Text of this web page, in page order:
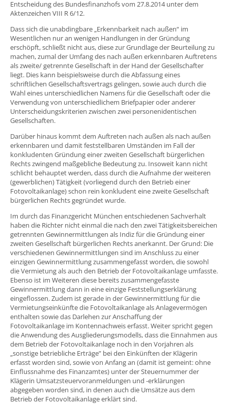
Entscheidung des Bundesfinanzhofs vom 27.8.2014 unter dem
Aktenzeichen VIII R 6/12.
Dass sich die unabdingbare „Erkennbarkeit nach außen“ im
Wesentlichen nur an wenigen Handlungen in der Gründung
erschöpft, schließt nicht aus, diese zur Grundlage der Beurteilung zu
machen, zumal der Umfang des nach außen erkennbaren Auftretens
als zweite/ getrennte Gesellschaft in der Hand der Gesellschafter
liegt. Dies kann beispielsweise durch die Abfassung eines
schriftlichen Gesellschaftsvertrags gelingen, sowie auch durch die
Wahl eines unterschiedlichen Namens für die Gesellschaft oder die
Verwendung von unterschiedlichem Briefpapier oder anderer
Unterscheidungskriterien zwischen zwei personenidentischen
Gesellschaften.
Darüber hinaus kommt dem Auftreten nach außen als nach außen
erkennbaren und damit feststellbaren Umständen im Fall der
konkludenten Gründung einer zweiten Gesellschaft bürgerlichen
Rechts zwingend maßgebliche Bedeutung zu. Insoweit kann nicht
schlicht behauptet werden, dass durch die Aufnahme der weiteren
(gewerblichen) Tätigkeit (vorliegend durch den Betrieb einer
Fotovoltaikanlage) schon rein konkludent eine zweite Gesellschaft
bürgerlichen Rechts gegründet wurde.
Im durch das Finanzgericht München entschiedenen Sachverhalt
haben die Richter nicht einmal die nach den zwei Tätigkeitsbereichen
getrennten Gewinnermittlungen als Indiz für die Gründung einer
zweiten Gesellschaft bürgerlichen Rechts anerkannt. Der Grund: Die
verschiedenen Gewinnermittlungen sind im Anschluss zu einer
einzigen Gewinnermittlung zusammengefasst worden, die sowohl
die Vermietung als auch den Betrieb der Fotovoltaikanlage umfasste.
Ebenso ist im Weiteren diese bereits zusammengefasste
Gewinnermittlung dann in eine einzige Feststellungserklärung
eingeflossen. Zudem ist gerade in der Gewinnermittlung für die
Vermietungseinkünfte die Fotovoltaikanlage als Anlagevermögen
enthalten sowie das Darlehen zur Anschaffung der
Fotovoltaikanlage im Kontennachweis erfasst. Weiter spricht gegen
die Anwendung des Ausgliederungsmodells, dass die Einnahmen aus
dem Betrieb der Fotovoltaikanlage noch in den Vorjahren als
„sonstige betriebliche Erträge” bei den Einkünften der Klägerin
erfasst worden sind, sowie von Anfang an (damit ist gemeint: ohne
Einflussnahme des Finanzamtes) unter der Steuernummer der
Klägerin Umsatzsteuervoranmeldungen und -erklärungen
abgegeben worden sind, in denen auch die Umsätze aus dem
Betrieb der Fotovoltaikanlage erklärt sind.